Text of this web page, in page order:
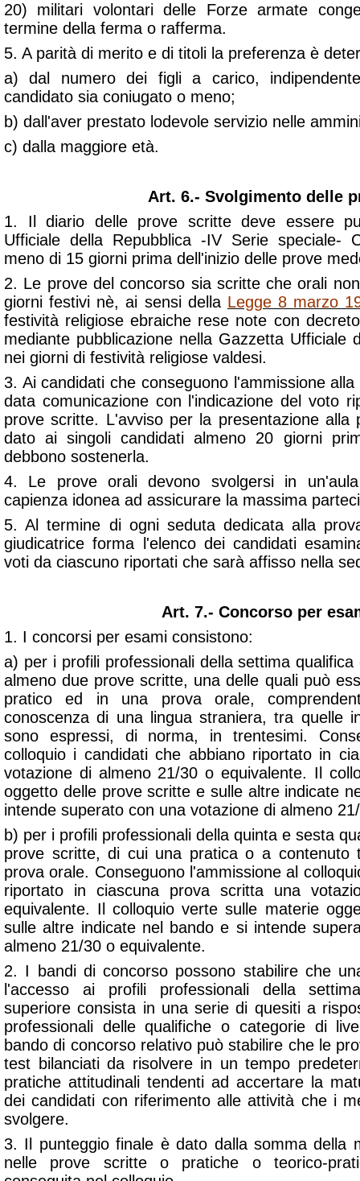
20) militari volontari delle Forze armate
termine della ferma o rafferma.
5. A parità di merito e di titoli la preferenza è
a) dal numero dei figli a carico,
candidato sia coniugato o meno;
b) dall'aver prestato lodevole servizio nelle
c) dalla maggiore età.
Art. 6.- Svolgimento delle
1. Il diario delle prove scritte deve essere
Ufficiale della Repubblica -IV Serie speciale-
meno di 15 giorni prima dell'inizio delle prove
2. Le prove del concorso sia scritte che orali
giorni festivi nè, ai sensi della Legge 8 marzo
festività religiose ebraiche rese note con
mediante pubblicazione nella Gazzetta Ufficiale
nei giorni di festività religiose valdesi.
3. Ai candidati che conseguono l'ammissione
data comunicazione con l'indicazione del voto
prove scritte. L'avviso per la presentazione alla
dato ai singoli candidati almeno 20 giorni
debbono sostenerla.
4. Le prove orali devono svolgersi in
capienza idonea ad assicurare la massima
5. Al termine di ogni seduta dedicata alla
giudicatrice forma l'elenco dei candidati
voti da ciascuno riportati che sarà affisso nella
Art. 7.- Concorso per
1. I concorsi per esami consistono:
a) per i profili professionali della settima
almeno due prove scritte, una delle quali può
pratico ed in una prova orale,
conoscenza di una lingua straniera, tra quelle
sono espressi, di norma, in trentesimi.
colloquio i candidati che abbiano riportato in
votazione di almeno 21/30 o equivalente. Il
oggetto delle prove scritte e sulle altre indicate
intende superato con una votazione di almeno
b) per i profili professionali della quinta e sesta
prove scritte, di cui una pratica o a contenuto
prova orale. Conseguono l'ammissione al
riportato in ciascuna prova scritta una
equivalente. Il colloquio verte sulle materie
sulle altre indicate nel bando e si intende
almeno 21/30 o equivalente.
2. I bandi di concorso possono stabilire che
l'accesso ai profili professionali della
superiore consista in una serie di quesiti a
professionali delle qualifiche o categorie di
bando di concorso relativo può stabilire che le
test bilanciati da risolvere in un tempo
pratiche attitudinali tendenti ad accertare la
dei candidati con riferimento alle attività che i
svolgere.
3. Il punteggio finale è dato dalla somma della
nelle prove scritte o pratiche o teorico-